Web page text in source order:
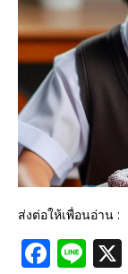
ส่งต่อให้เพื่อนอ่าน :
F Li